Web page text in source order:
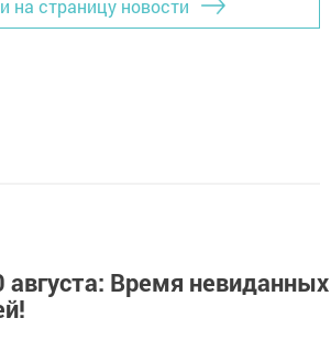
на страницу новости
августа: Время невиданных